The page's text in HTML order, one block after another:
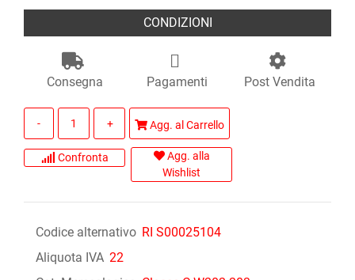
CONDIZIONI
Consegna Pagamenti Post Vendita
Agg. al Carrello
Confronta
Agg. alla
Wishlist
Codice alternativo RI S00025104
Aliquota IVA 22